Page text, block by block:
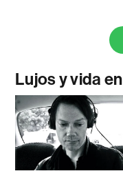
Lujos y vida